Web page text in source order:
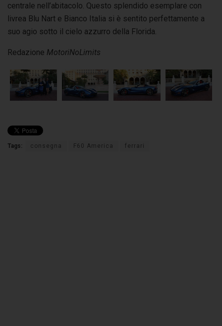
centrale nell’abitacolo. Questo splendido esemplare con
livrea Blu Nart e Bianco Italia si è sentito perfettamente a
suo agio sotto il cielo azzurro della Florida.
Redazione MotoriNoLimits
Tags: consegna F60 America ferrari